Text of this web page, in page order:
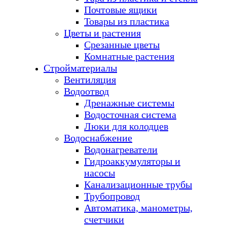
Почтовые ящики
Товары из пластика
Цветы и растения
Срезанные цветы
Комнатные растения
Стройматериалы
Вентиляция
Водоотвод
Дренажные системы
Водосточная система
Люки для колодцев
Водоснабжение
Водонагреватели
Гидроаккумуляторы и
насосы
Канализационные трубы
Трубопровод
Автоматика, манометры,
счетчики